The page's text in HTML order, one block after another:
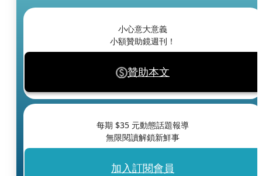
小心意大意義
小額贊助鏡週刊！
贊助本文
每期 $35 元動態話題報導
無限閱讀解鎖新鮮事
加入訂閱會員